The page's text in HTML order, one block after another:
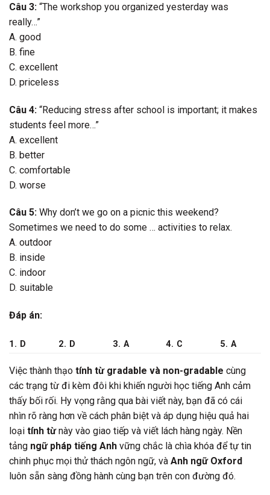
Câu 3: “The workshop you organized yesterday was
really…”
A. good
B. fine
C. excellent
D. priceless
Câu 4: “Reducing stress after school is important; it makes
students feel more…”
A. excellent
B. better
C. comfortable
D. worse
Câu 5: Why don’t we go on a picnic this weekend?
Sometimes we need to do some … activities to relax.
A. outdoor
B. inside
C. indoor
D. suitable
Đáp án:
1. D 2. D 3. A 4. C 5. A
Việc thành thạo tính từ gradable và non-gradable cùng
các trạng từ đi kèm đôi khi khiến người học tiếng Anh cảm
thấy bối rối. Hy vọng rằng qua bài viết này, bạn đã có cái
nhìn rõ ràng hơn về cách phân biệt và áp dụng hiệu quả hai
loại tính từnày vào giao tiếp và viết lách hàng ngày. Nền
tảng ngữ pháp tiếng Anh vững chắc là chìa khóa để tự tin
chinh phục mọi thử thách ngôn ngữ, và Anh ngữ Oxford
luôn sẵn sàng đồng hành cùng bạn trên con đường đó.